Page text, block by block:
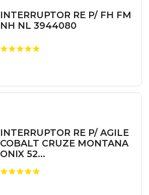
INTERRUPTOR RE P/ FH FM
NH NL 3944080
INTERRUPTOR RE P/ AGILE
COBALT CRUZE MONTANA
ONIX 52...